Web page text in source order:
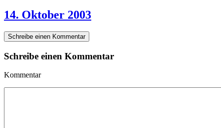
14. Oktober 2003
Schreibe einen Kommentar
Schreibe einen Kommentar
Kommentar